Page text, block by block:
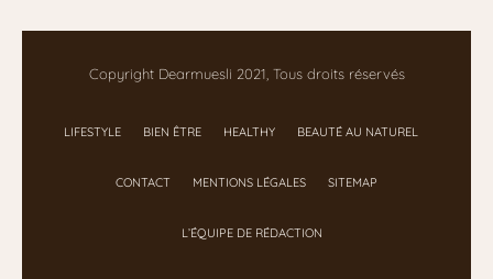
Copyright Dearmuesli 2021, Tous droits réservés
LIFESTYLE BIEN ÊTRE HEALTHY BEAUTÉ AU NATUREL
CONTACT MENTIONS LÉGALES SITEMAP
L’ÉQUIPE DE RÉDACTION